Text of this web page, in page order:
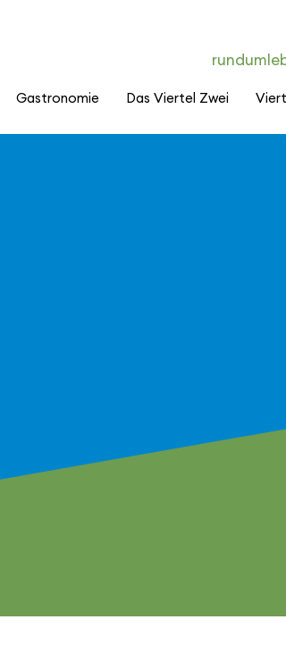
Gastronomie Das Viertel Zwei